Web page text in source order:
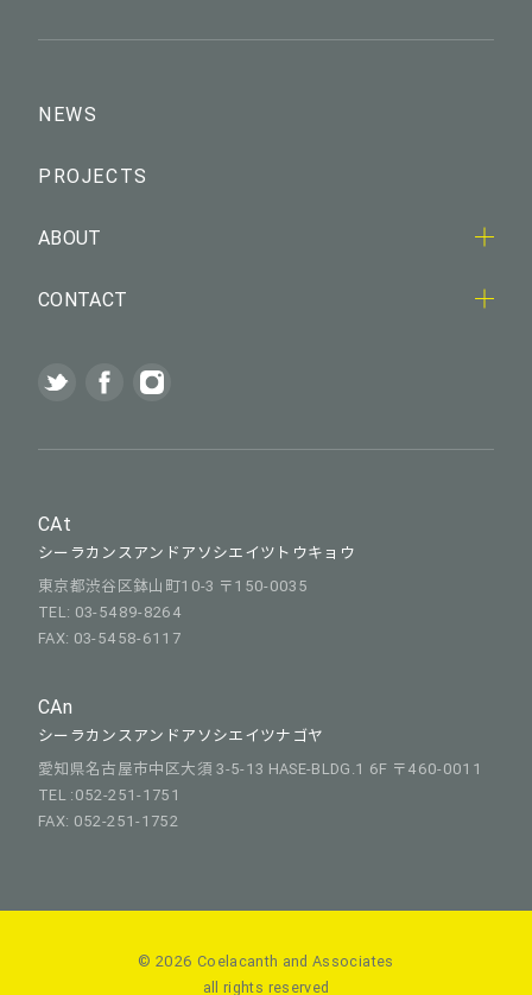
NEWS
PROJECTS
ABOUT
CONTACT
CAt
シーラカンスアンドアソシエイツトウキョウ
東京都渋谷区鉢山町10-3 〒150-0035
TEL: 03-5489-8264
FAX: 03-5458-6117
CAn
シーラカンスアンドアソシエイツナゴヤ
愛知県名古屋市中区大須 3-5-13 HASE-BLDG.1 6F 〒460-0011
TEL :052-251-1751
FAX: 052-251-1752
© 2026 Coelacanth and Associates
all rights reserved